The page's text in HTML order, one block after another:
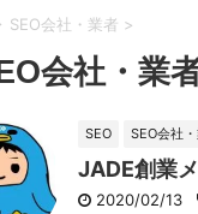
SEO会社・業者 >
会社・業
SEO SEO会社
JADE創業
2020/02/13